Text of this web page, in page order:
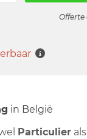
Offerte
in België
Particulier